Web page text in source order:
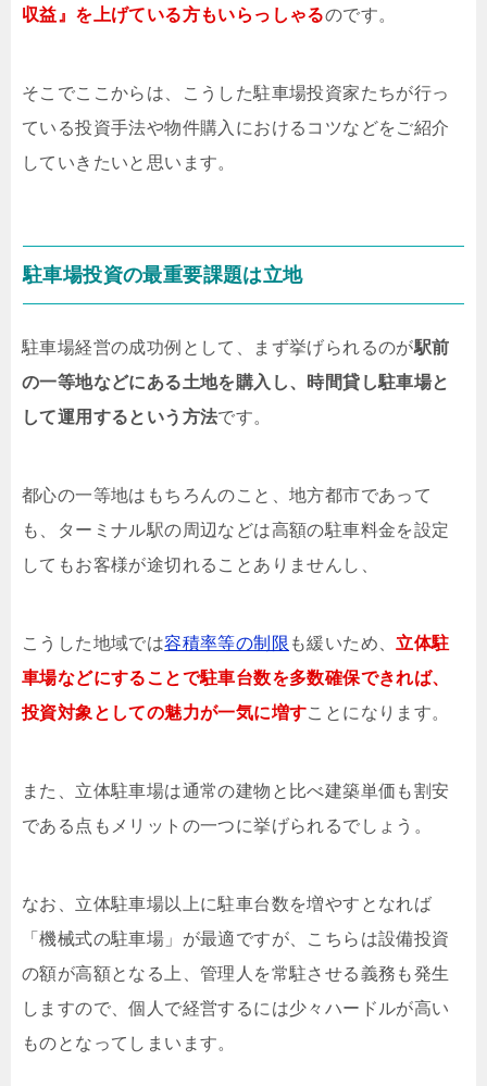
収益』を上げている方もいらっしゃるのです。
そこでここからは、こうした駐車場投資家たちが行っ
ている投資手法や物件購入におけるコツなどをご紹介
していきたいと思います。
駐車場投資の最重要課題は立地
駐車場経営の成功例として、まず挙げられるのが駅前
の一等地などにある土地を購入し、時間貸し駐車場と
して運用するという方法です。
都心の一等地はもちろんのこと、地方都市であって
も、ターミナル駅の周辺などは高額の駐車料金を設定
してもお客様が途切れることありませんし、
こうした地域では容積率等の制限 も緩いため、 立体駐
車場などにすることで駐車台数を多数確保できれば、
投資対象としての魅力が一気に増すことになります。
また、立体駐車場は通常の建物と比べ建築単価も割安
である点もメリットの一つに挙げられるでしょう。
なお、立体駐車場以上に駐車台数を増やすとなれば
「機械式の駐車場」が最適ですが、こちらは設備投資
の額が高額となる上、管理人を常駐させる義務も発生
しますので、個人で経営するには少々ハードルが高い
ものとなってしまいます。